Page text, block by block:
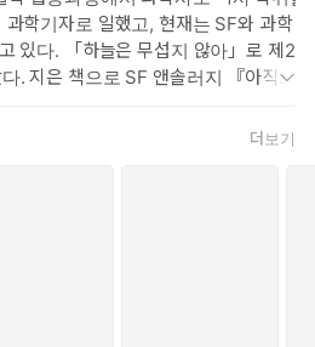
학기자로 일했고, 현재는 SF와 과학
있다. 「하늘은 무섭지 않아」로 제2
. 지은 책으로 SF 앤솔러지 『아직은
지 않아』, 『우주선 안에서는 방귀 조
『수학 없는 수학』, 『진짜진짜 재밌
더보기